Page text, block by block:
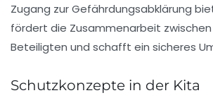
Zugang zur Gefährdungsabklärung
fördert die Zusammenarbeit
Beteiligten und schafft ein sicheres
Schutzkonzepte in der Kita